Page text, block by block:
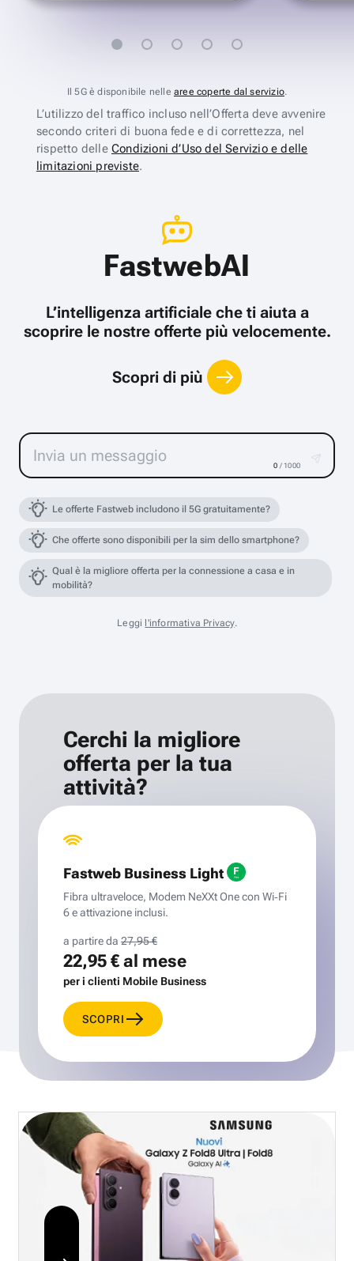
Il 5G è disponibile nelle aree coperte dal servizio.
L’utilizzo del traffico incluso nell’Offerta deve avvenire
secondo criteri di buona fede e di correttezza, nel
rispetto delle Condizioni d’Uso del Servizio e delle
limitazioni previste.
FastwebAI
L’intelligenza artificiale che ti aiuta a
scoprire le nostre offerte più velocemente.
Scopri di più
0 / 1000
Le offerte Fastweb includono il 5G gratuitamente?
Che offerte sono disponibili per la sim dello smartphone?
Qual è la migliore offerta per la connessione a casa e in
mobilità?
Leggi l'informativa Privacy.
Cerchi la migliore
offerta per la tua
attività?
Fastweb Business Light
Fibra ultraveloce, Modem NeXXt One con Wi‑Fi
6 e attivazione inclusi.
a partire da 27,95 €
22,95 €al mese
per i clienti Mobile Business
SCOPRI